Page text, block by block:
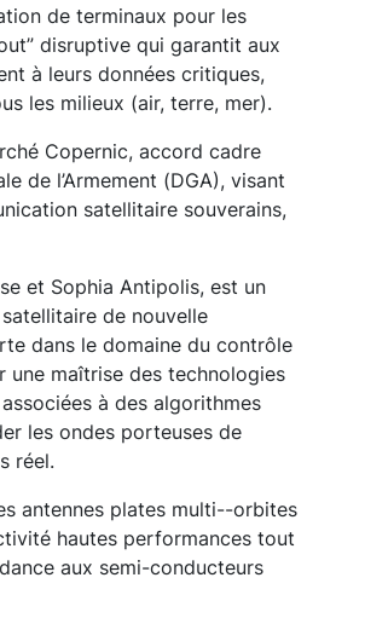
de terminaux pour les
disruptive qui garantit aux
à leurs données critiques,
les milieux (air, terre, mer).
Copernic, accord cadre
de l’Armement (DGA), visant
satellitaire souverains,
et Sophia Antipolis, est un
de nouvelle
dans le domaine du contrôle
une maîtrise des technologies
à des algorithmes
les ondes porteuses de
réel.
antennes plates multi--orbites
hautes performances tout
aux semi-conducteurs